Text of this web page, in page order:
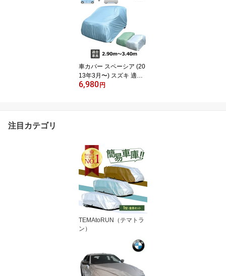
防止 セキュリティ 加藤
電機 純正 おしゃれ 予防
抑止 泥棒 窃盗 簡単 手軽
女性でも 楽々 車 カー タ
イヤ 目立つ イエロー
車カバー スペーシア (20
13年3月〜) スズキ 適合
用 軽自動車カバー 軽自
ス いたずら 車上荒らし
盗難 防止 JB20
6,980 円
注目カテゴリ
TEMAtoRUN（テマトラ
ン）